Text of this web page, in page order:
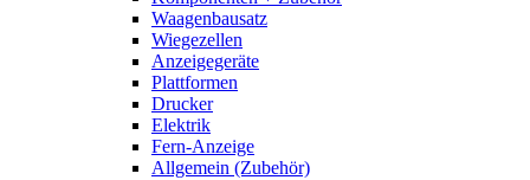
Waagenbausatz
Wiegezellen
Anzeigegeräte
Plattformen
Drucker
Elektrik
Fern-Anzeige
Allgemein (Zubehör)